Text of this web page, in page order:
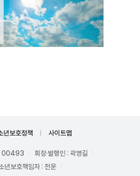
년보호정책 사이트맵
00493
회장·발행인 : 곽영길
년보호책임자 : 전운